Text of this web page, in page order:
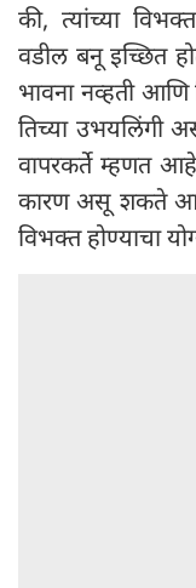
की, त्यांच्या
वडील बनू इच्छित
भावना नव्हती
तिच्या उभयलिंगी
वापरकर्ते म्हणत
कारण असू शकते आणि
विभक्त होण्याचा